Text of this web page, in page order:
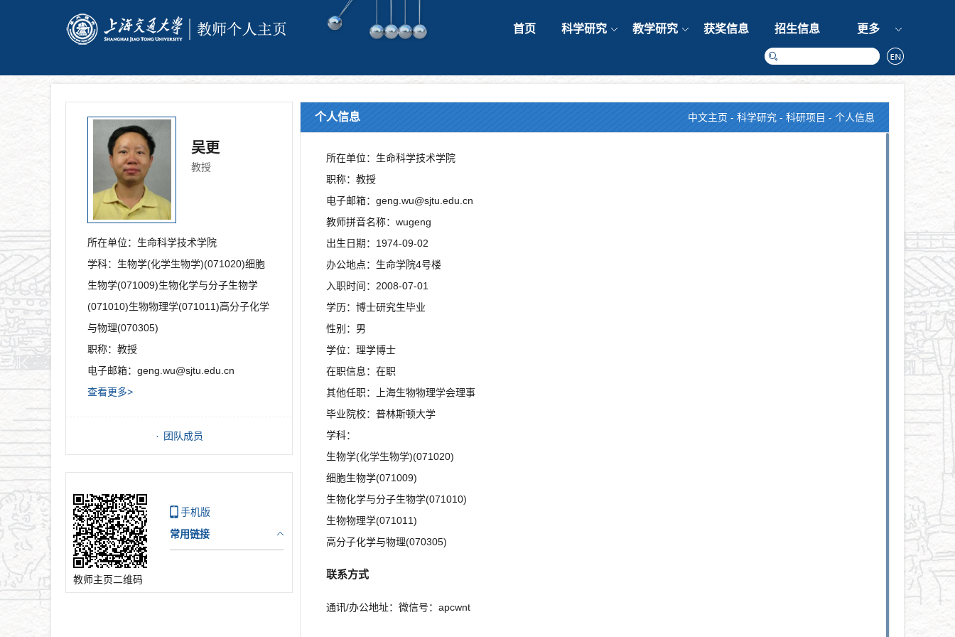
首页 科学研究 教学研究 获奖信息 招生信息 更多
吴更
教授
所在单位： 生命科学技术学院
学科： 生物学(化学生物学)(071020)细胞
生物学(071009)生物化学与分子生物学
(071010)生物物理学(071011)高分子化学
与物理(070305)
职称： 教授
电子邮箱： geng.wu@sjtu.edu.cn
查看更多>
团队成员
教师主页二维码
手机版
常用链接
个人信息 中文主页 - 科学研究 - 科研项目 - 个人信息
所在单位：生命科学技术学院
职称：教授
电子邮箱：geng.wu@sjtu.edu.cn
教师拼音名称：wugeng
出生日期：1974-09-02
办公地点：生命学院4号楼
入职时间：2008-07-01
学历：博士研究生毕业
性别：男
学位：理学博士
在职信息：在职
其他任职：上海生物物理学会理事
毕业院校：普林斯顿大学
学科：
生物学(化学生物学)(071020)
细胞生物学(071009)
生物化学与分子生物学(071010)
生物物理学(071011)
高分子化学与物理(070305)
联系方式
通讯/办公地址： 微信号：apcwnt